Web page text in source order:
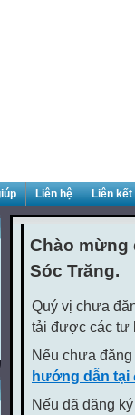
Liên hệ Liên
Chào mừng
Sóc Trăng.
Quý vị chưa
tải được các tư
Nếu chưa
hướng dẫn tại
Nếu đã đăng